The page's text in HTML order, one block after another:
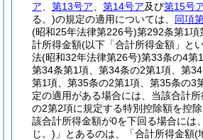
ア
第13号ア 第14号ア及び第15号
る。)の規定の適用については、 同項
(昭和25年法律第226号)第292条第1項
計所得金額(以下「合計所得金額」と
法(昭和32年法律第26号)第33条の4第
第34条第1項、第34条の2第1項、第
第1項、第35条の2第1項、第35条の3
定の適用がある場合には、当該合計
の2第2項に規定する特別控除額を控
該合計所得金額が0を下回る場合には
じ。) 」とあるのは、「合計所得金額(